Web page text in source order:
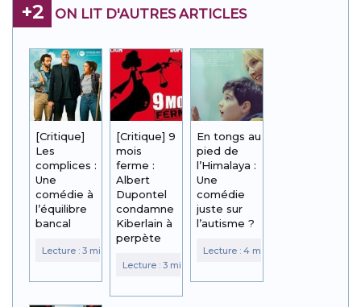
+2 ON LIT D'AUTRES ARTICLES
[Critique]
Les
complices :
Une
comédie à
l’équilibre
bancal
[Critique] 9
mois
ferme :
Albert
Dupontel
condamne
Kiberlain à
perpète
En tongs au
pied de
l’Himalaya :
Une
comédie
juste sur
l’autisme ?